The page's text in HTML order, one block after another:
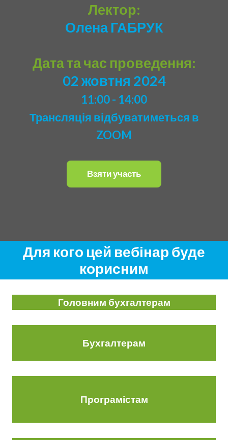
Лектор:
Олена ГАБРУК
Дата та час проведення:
02 жовтня 2024
11:00 - 14:00
Трансляція відбуватиметься в
ZOOM
Взяти участь
Для кого цей вебінар буде
корисним
Головним бухгалтерам
Бухгалтерам
Програмістам